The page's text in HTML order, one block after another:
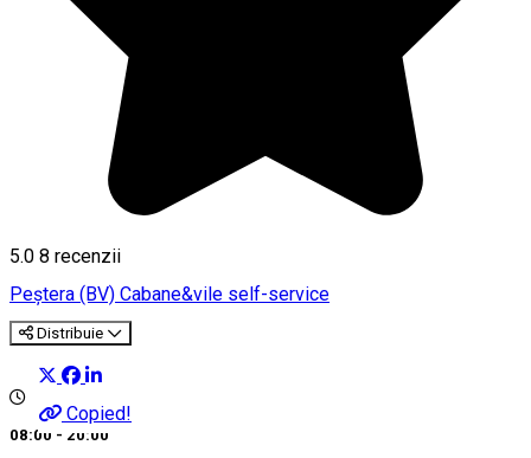
5.0 8 recenzii
Peştera (BV) Cabane&vile self-service
Distribuie
Copied!
08:00 - 20:00